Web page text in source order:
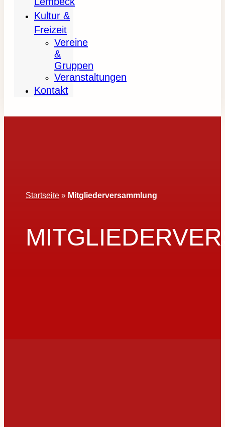
Kultur &
Freizeit
Vereine
&
Gruppen
Veranstaltungen
Kontakt
Startseite » Mitgliederversammlung